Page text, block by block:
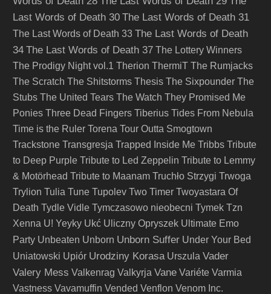
Last Words of Death 30 The Last Words of Death 31
The Last Words of Death 33 The Last Words of Death
34 The Last Words of Death 37 The Lottery Winners
The Prodigy Night vol.1 Therion ThermiT The Rumjacks
The Scratch The Shitstorms Thesis The Sixpounder The
Stubs The United Tears The Watch They Promised Me
Ponies Three Dead Fingers Tiberius Tides From Nebula
Time is the Ruler Torena Tour Outta Smogtown
Trackstone Transgresja Trapped Inside Me Tribbs Tribute
to Deep Purple Tribute to Led Zeppelin Tribute to Lemmy
& Motörhead Tribute to Maanam Truchło Strzygi Trwoga
Trylion Tulia Tune Tupolev Two Timer Twoyastara Of
Death Tydle Vidle Tymczasowo nieobecni Tymek Tzn
Xenna U! Yeyky Ukć Uliczny Opryszek Ultimate Emo
Party Unbeaten Unborn Unborn Suffer Under Your Bed
Uniatowski Upiór Urodziny Korasa Urszula Vader
Valery Mess Valkenrag Valkyrja Vane Variéte Varmia
Vastness Vavamuffin Vended Venflon Venom Inc.